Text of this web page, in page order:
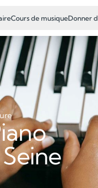
Cours de musiqueDonner